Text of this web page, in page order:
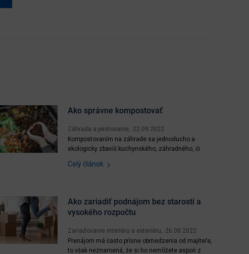
Ako správne kompostovať
Záhrada a pestovanie
22.09.2022
Kompostovaním na záhrade sa jednoducho a
ekologicky zbavíš kuchynského, záhradného, či
odvoz a získaš kvalitný kompost, ktorý prospeje
humusové látky prospešné...
Celý článok
Ako zariadiť podnájom bez starosti a
vysokého rozpočtu
Zariaďovanie interiéru a exteriéru
26.08.2022
Prenájom má často prísne obmedzenia od majiteľa,
to však neznamená, že si ho nemôžete aspoň z